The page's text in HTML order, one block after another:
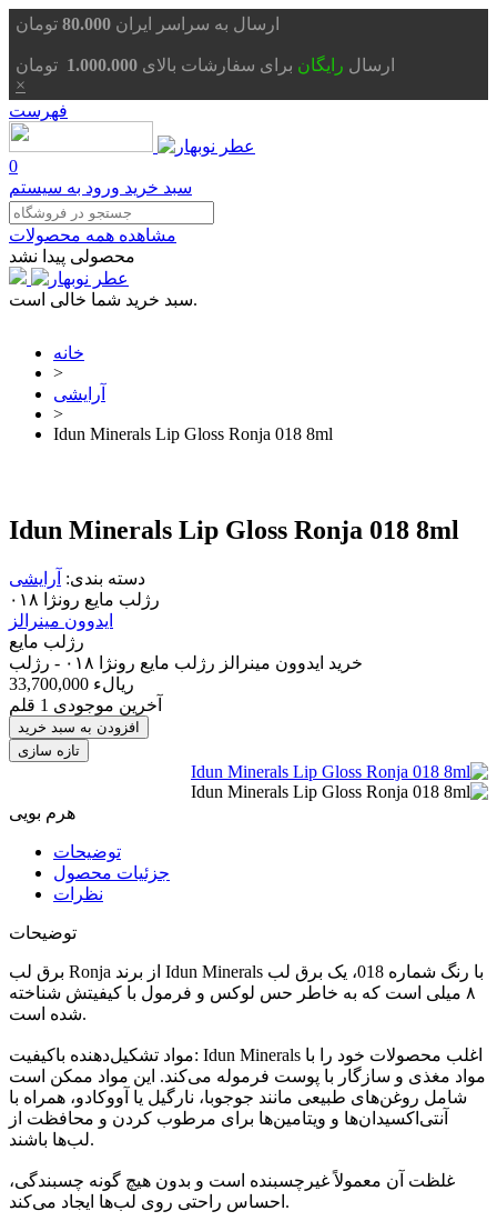
ارسال به سراسر ایران 80.000
ارسال رایگان برای سفارشات بالای 1.000.000 تومان
×
فهرست
0
سبد خرید ورود به سیستم
مشاهده همه محصولات
محصولی پیدا نشد
سبد خرید شما خالی است.
خانه
>
آرایشی
>
Idun Minerals Lip Gloss Ronja 018 8ml
Idun Minerals Lip Gloss Ronja 018 8ml
دسته بندی: آرایشی
رژلب مایع رونژا ۰۱۸
ایدوون مینرالز
رژلب مایع
خرید ایدوون مینرالز رژلب مایع رونژا ۰۱۸ - رژلب
33,700,000 ریالء
آخرین موجودی 1 قلم
افزودن به سبد خرید
هرم بویی
توضیحات
جزئیات محصول
نظرات
توضیحات
برق لب Ronja از برند Idun Minerals با رنگ شماره 018، یک برق لب
۸ میلی است که به خاطر حس لوکس و فرمول با کیفیتش شناخته
شده است.
مواد تشکیل‌دهنده باکیفیت: Idun Minerals اغلب محصولات خود را با
مواد مغذی و سازگار با پوست فرموله می‌کند. این مواد ممکن است
شامل روغن‌های طبیعی مانند جوجوبا، نارگیل یا آووکادو، همراه با
آنتی‌اکسیدان‌ها و ویتامین‌ها برای مرطوب کردن و محافظت از
لب‌ها باشند.
غلظت آن معمولاً غیرچسبنده است و بدون هیچ گونه چسبندگی،
احساس راحتی روی لب‌ها ایجاد می‌کند.